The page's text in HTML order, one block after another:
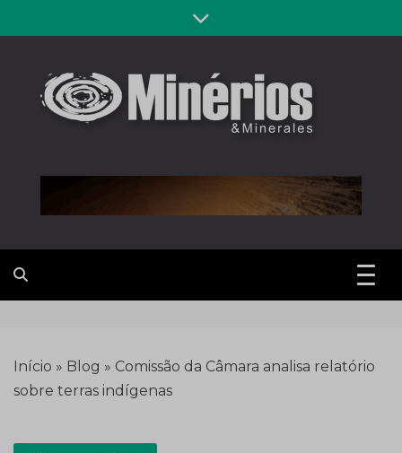
to
Revista
Minérios &
Minerales
Início » Blog » Comissão da Câmara analisa relatório
sobre terras indígenas